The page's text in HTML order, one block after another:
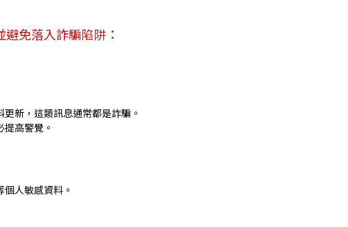
免落入詐騙陷阱：
新，這類訊息通常都是詐騙。
高警覺。
人敏感資料。